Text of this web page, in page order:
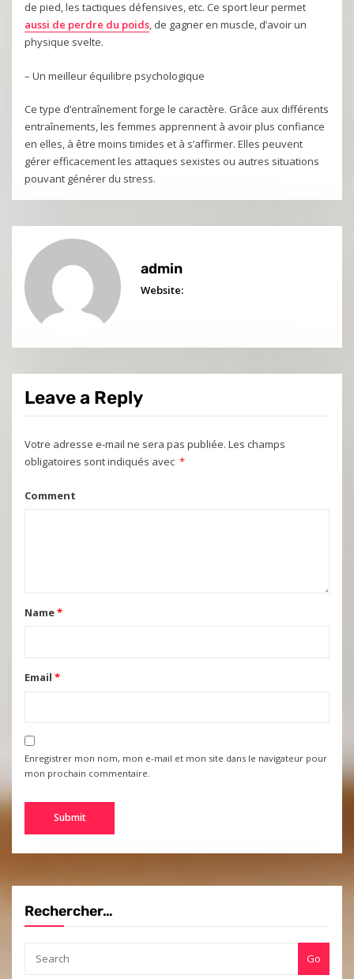
de pied, les tactiques défensives, etc. Ce sport leur permet
aussi de perdre du poids, de gagner en muscle, d’avoir un
physique svelte.
– Un meilleur équilibre psychologique
Ce type d’entraînement forge le caractère. Grâce aux différents
entraînements, les femmes apprennent à avoir plus confiance
en elles, à être moins timides et à s’affirmer. Elles peuvent
gérer efficacement les attaques sexistes ou autres situations
pouvant générer du stress.
admin
Website:
Leave a Reply
Votre adresse e-mail ne sera pas publiée. Les champs
obligatoires sont indiqués avec *
Comment
Name*
Email *
Enregistrer mon nom, mon e-mail et mon site dans le navigateur pour
mon prochain commentaire.
Rechercher…
Go